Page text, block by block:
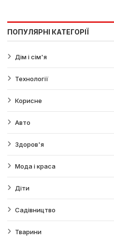
ПОПУЛЯРНІ КАТЕГОРІЇ
Дім і сім'я
Технології
Корисне
Авто
Здоров'я
Мода і краса
Діти
Садівництво
Тварини